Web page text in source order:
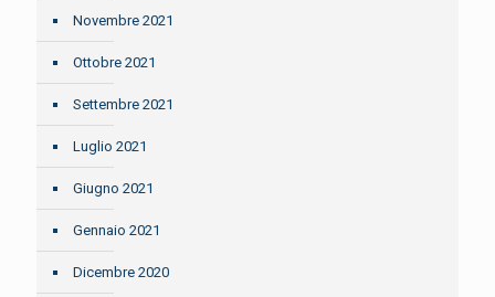
Novembre 2021
Ottobre 2021
Settembre 2021
Luglio 2021
Giugno 2021
Gennaio 2021
Dicembre 2020